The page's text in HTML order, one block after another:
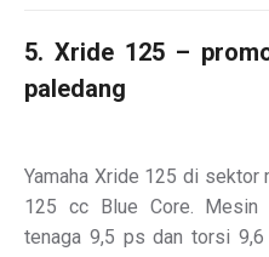
5. Xride 125 –
paledang
Yamaha Xride 125 di sektor
125 cc Blue Core. Mesin
tenaga 9,5 ps dan torsi